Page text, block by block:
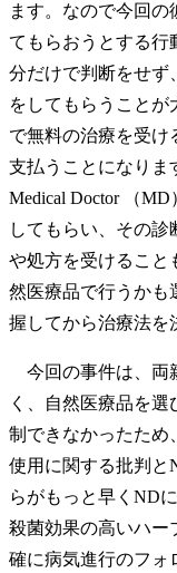
ます。なので今回
てもらおうとする行
分だけで判断をせず
をしてもらうことが
で無料の治療を受け
支払うことになりま
Medical Doctor （
してもらい、その
や処方を受けること
然医療品で行うかも
握してから治療法を
今回の事件は、両
く、自然医療品を
制できなかったため
使用に関する批判と
らがもっと早くND
殺菌効果の高いハー
確に病気進行のフォ